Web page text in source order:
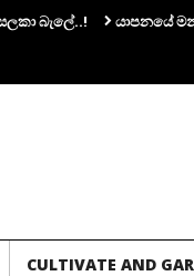
යාපනයේ මන්ත්‍රී
CULTIVATE AND